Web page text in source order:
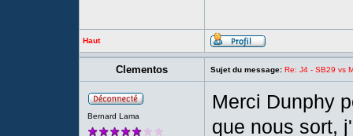
Haut
Clementos Sujet du message: Re: J4 - SB29 vs
Bernard Lama
Merci Dunphy
que nous sort,